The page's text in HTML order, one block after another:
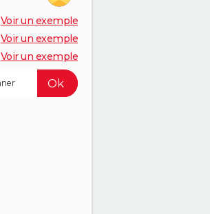
Voir un exemple
Voir un exemple
Voir un exemple